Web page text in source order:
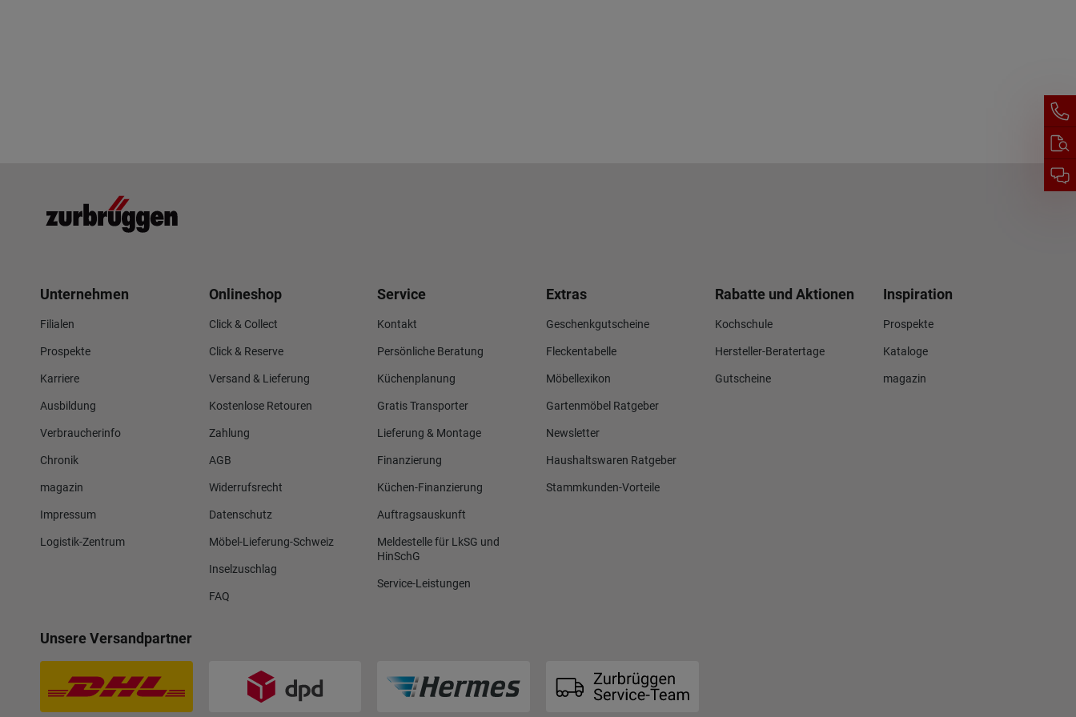
Unternehmen
Filialen
Prospekte
Karriere
Ausbildung
Verbraucherinfo
Chronik
magazin
Impressum
Logistik-Zentrum
Onlineshop
Click & Collect
Click & Reserve
Versand & Lieferung
Kostenlose Retouren
Zahlung
AGB
Widerrufsrecht
Datenschutz
Möbel-Lieferung-Schweiz
Inselzuschlag
FAQ
Service
Kontakt
Persönliche Beratung
Küchenplanung
Gratis Transporter
Lieferung & Montage
Finanzierung
Küchen-Finanzierung
Auftragsauskunft
Meldestelle für LkSG und
HinSchG
Service-Leistungen
Extras
Geschenkgutscheine
Fleckentabelle
Möbellexikon
Gartenmöbel Ratgeber
Newsletter
Haushaltswaren Ratgeber
Stammkunden-Vorteile
Rabatte und Aktionen
Kochschule
Hersteller-Beratertage
Gutscheine
Inspiration
Prospekte
Kataloge
magazin
Unsere Versandpartner